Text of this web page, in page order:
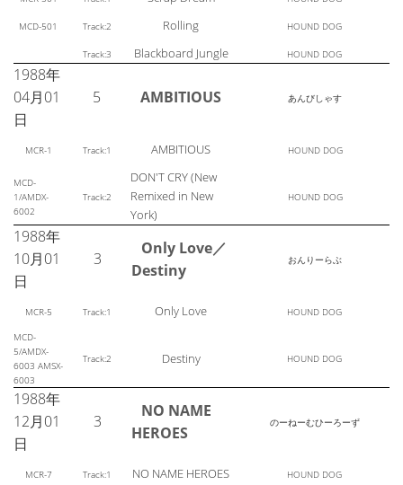
MCD-501 Track:2 Rolling HOUND DOG
Track:3 Blackboard Jungle HOUND DOG
1988年
04月01
日
5 AMBITIOUS あんびしゃす
MCR-1 Track:1 AMBITIOUS HOUND DOG
MCD-
1/AMDX-
6002
Track:2
DON'T CRY (New
Remixed in New
York)
HOUND DOG
1988年
10月01
日
3
Only Love／
Destiny
おんりーらぶ
MCR-5 Track:1 Only Love HOUND DOG
MCD-
5/AMDX-
6003 AMSX-
6003
Track:2 Destiny HOUND DOG
1988年
12月01
日
3
NO NAME
HEROES
のーねーむひーろーず
MCR-7 Track:1 NO NAME HEROES HOUND DOG